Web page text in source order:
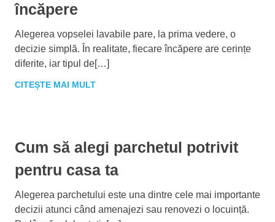
încăpere
Alegerea vopselei lavabile pare, la prima vedere, o
decizie simplă. În realitate, fiecare încăpere are cerințe
diferite, iar tipul de[…]
CITEȘTE MAI MULT
Cum să alegi parchetul potrivit
pentru casa ta
Alegerea parchetului este una dintre cele mai importante
decizii atunci când amenajezi sau renovezi o locuință.